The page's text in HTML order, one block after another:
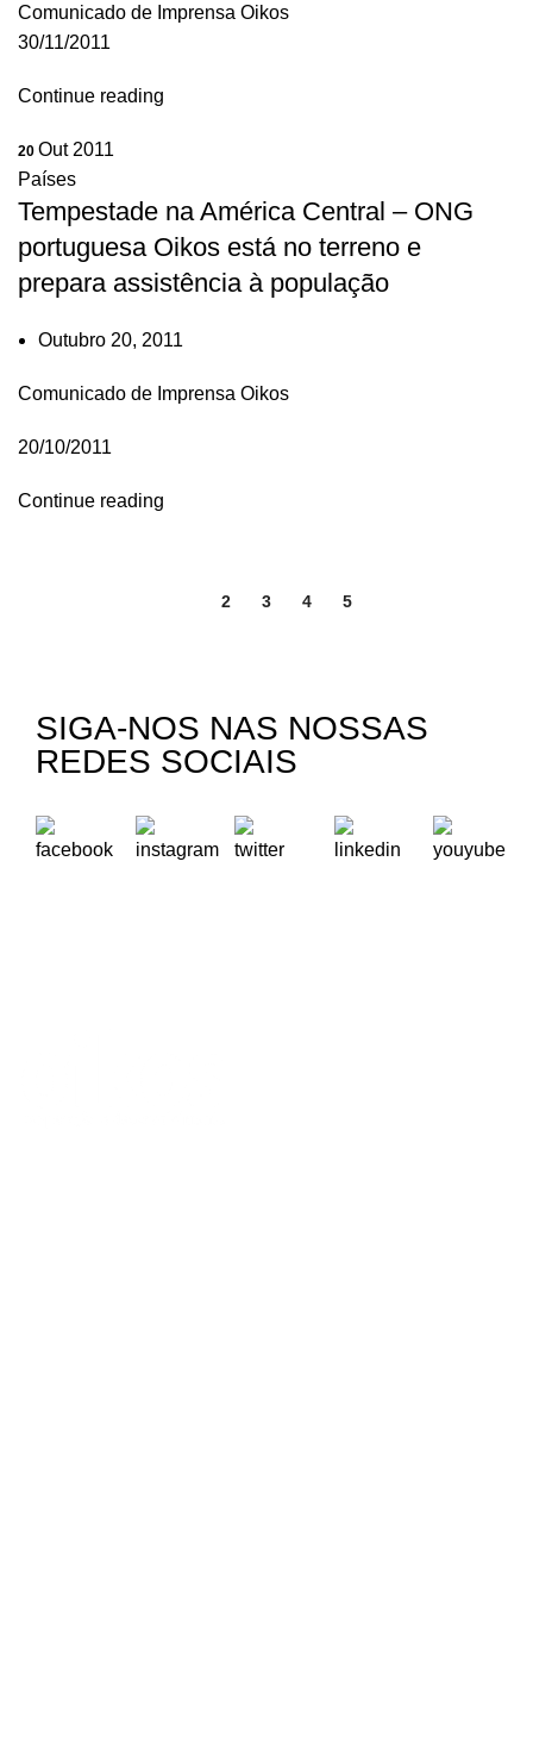
Comunicado de Imprensa Oikos
30/11/2011
Continue reading
20 Out 2011
Países
Tempestade na América Central – ONG
portuguesa Oikos está no terreno e
prepara assistência à população
Outubro 20, 2011
Comunicado de Imprensa Oikos
20/10/2011
Continue reading
2 3 4 5
SIGA-NOS NAS NOSSAS
REDES SOCIAIS